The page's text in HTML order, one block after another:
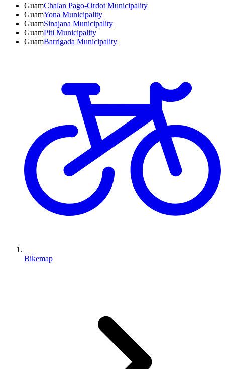
GuamChalan Pago-Ordot Municipality
GuamYona Municipality
GuamSinajana Municipality
GuamPiti Municipality
GuamBarrigada Municipality
Bikemap